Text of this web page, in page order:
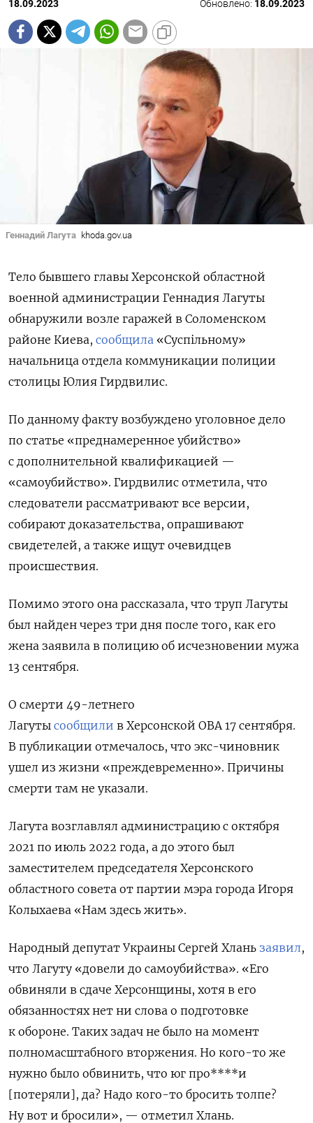
18.09.2023 Обновлено: 18.09.2023
Геннадий Лагута khoda.gov.ua
Тело бывшего главы Херсонской областной
военной администрации Геннадия Лагуты
обнаружили возле гаражей в Соломенском
районе Киева, сообщила «Суспільному»
начальница отдела коммуникации полиции
столицы Юлия Гирдвилис.
По данному факту возбуждено уголовное дело
по статье «преднамеренное убийство»
с дополнительной квалификацией —
«самоубийство». Гирдвилис отметила, что
следователи рассматривают все версии,
собирают доказательства, опрашивают
свидетелей, а также ищут очевидцев
происшествия.
Помимо этого она рассказала, что труп Лагуты
был найден через три дня после того, как его
жена заявила в полицию об исчезновении мужа
13 сентября.
О смерти 49-летнего
Лагуты сообщили в Херсонской ОВА 17 сентября.
В публикации отмечалось, что экс-чиновник
ушел из жизни «преждевременно». Причины
смерти там не указали.
Лагута возглавлял администрацию с октября
2021 по июль 2022 года, а до этого был
заместителем председателя Херсонского
областного совета от партии мэра города Игоря
Колыхаева «Нам здесь жить».
Народный депутат Украины Сергей Хлань заявил,
что Лагуту «довели до самоубийства». «Его
обвиняли в сдаче Херсонщины, хотя в его
обязанностях нет ни слова о подготовке
к обороне. Таких задач не было на момент
полномасштабного вторжения. Но кого-то же
нужно было обвинить, что юг про****и
[потеряли], да? Надо кого-то бросить толпе?
Ну вот и бросили», — отметил Хлань.